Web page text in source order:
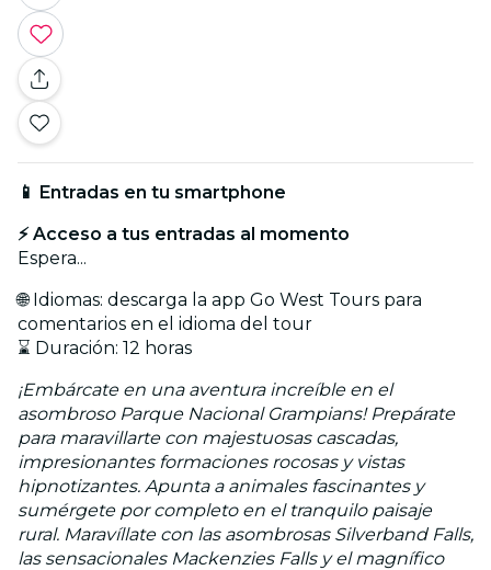
📱 Entradas en tu smartphone
⚡ Acceso a tus entradas al momento
Espera...
🌐 Idiomas: descarga la app Go West Tours para
comentarios en el idioma del tour
⌛ Duración: 12 horas
¡Embárcate en una aventura increíble en el
asombroso Parque Nacional Grampians! Prepárate
para maravillarte con majestuosas cascadas,
impresionantes formaciones rocosas y vistas
hipnotizantes. Apunta a animales fascinantes y
sumérgete por completo en el tranquilo paisaje
rural. Maravíllate con las asombrosas Silverband Falls,
las sensacionales Mackenzies Falls y el magnífico